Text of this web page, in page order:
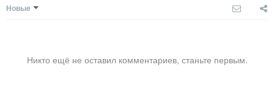
Новые
Никто ещё не оставил комментариев, станьте первым.